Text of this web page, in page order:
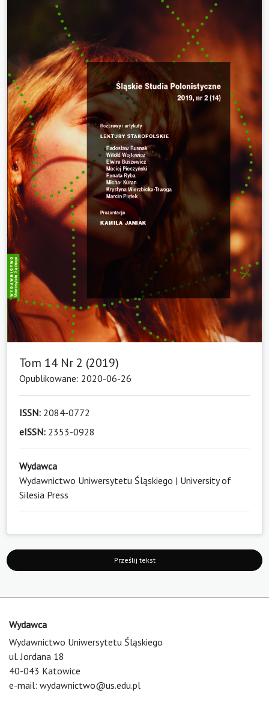
Tom 14 Nr 2 (2019)
Opublikowane: 2020-06-26
ISSN: 2084-0772
eISSN: 2353-0928
Wydawca
Wydawnictwo Uniwersytetu Śląskiego | University of
Silesia Press
Prześlij tekst
Wydawca
Wydawnictwo Uniwersytetu Śląskiego
ul. Jordana 18
40-043 Katowice
e-mail: wydawnictwo@us.edu.pl